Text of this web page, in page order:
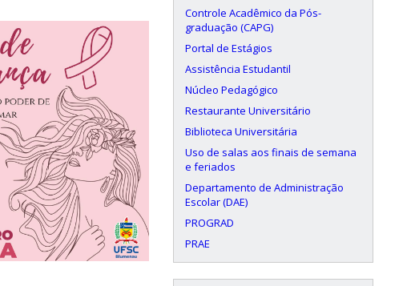
Controle Acadêmico da Pós-
graduação (CAPG)
Portal de Estágios
Assistência Estudantil
Núcleo Pedagógico
Restaurante Universitário
Biblioteca Universitária
Uso de salas aos finais de semana
e feriados
Departamento de Administração
Escolar (DAE)
PROGRAD
PRAE